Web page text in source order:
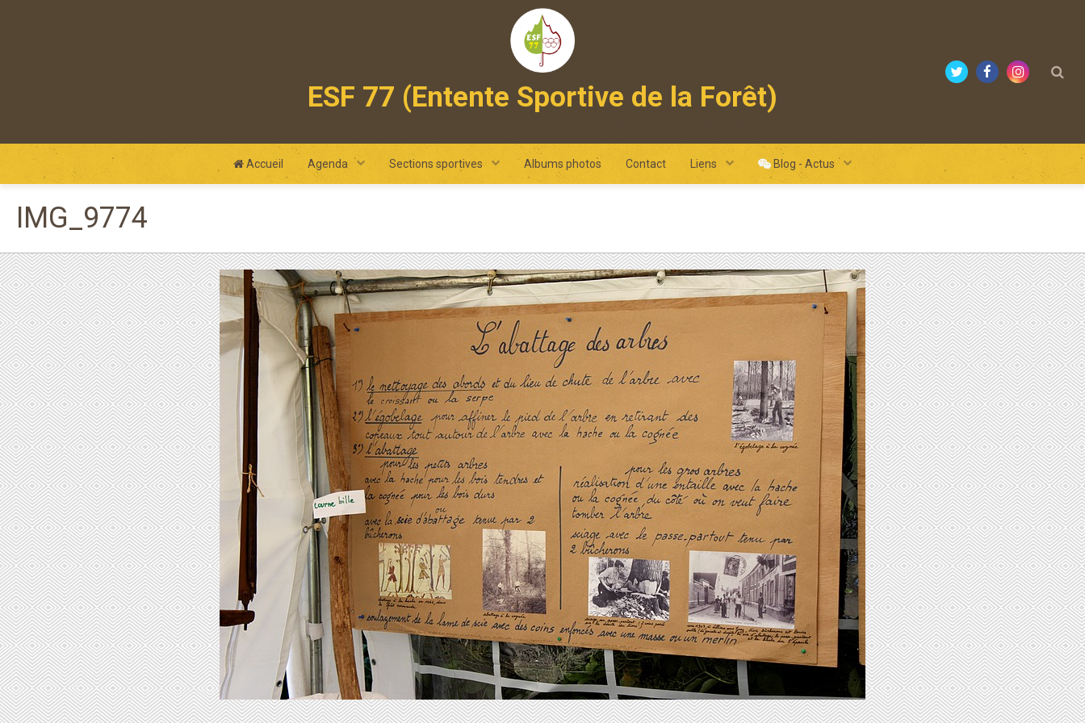
ESF 77 (Entente Sportive de la Forêt)
Accueil Agenda Sections sportives Albums photos Contact Liens Blog - Actus
IMG_9774